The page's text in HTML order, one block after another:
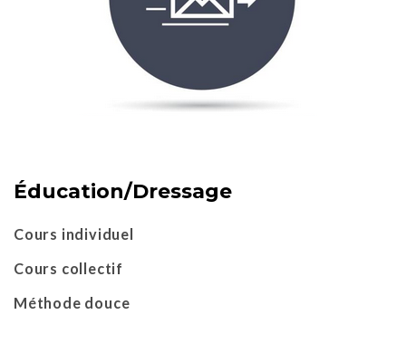
Éducation/Dressage
Cours individuel
Cours collectif
Méthode douce